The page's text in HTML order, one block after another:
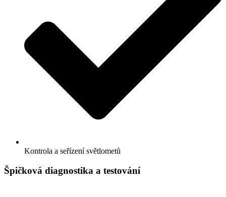
Kontrola a seřízení světlometů
Špičková diagnostika a testování